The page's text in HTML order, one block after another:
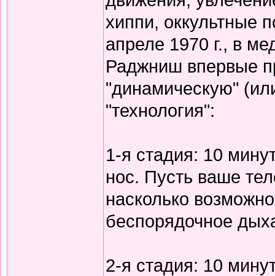
хиппи, оккультные
апреле 1970 г., в
Раджниш впервые
"динамическую"
"технология":
1-я стадия: 10
нос. Пусть ваше
насколько
беспорядочное
2-я стадия: 10